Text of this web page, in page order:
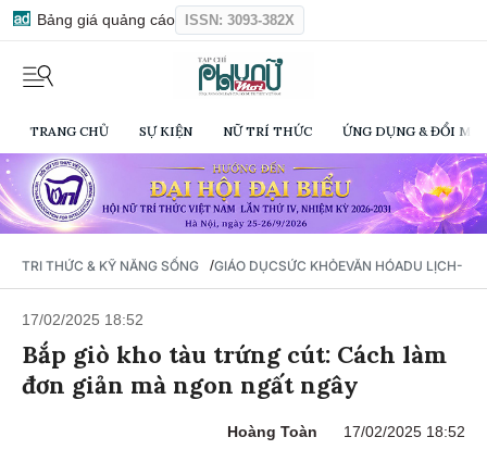
Bảng giá quảng cáo ISSN: 3093-382X
TRANG CHỦ SỰ KIỆN NỮ TRÍ THỨC ỨNG DỤNG & ĐỔI
TRI THỨC & KỸ NĂNG SỐNG /GIÁO DỤCSỨC KHỎEVĂN HÓADU LỊCH-
17/02/2025 18:52
Bắp giò kho tàu trứng cút: Cách làm
đơn giản mà ngon ngất ngây
Hoàng Toàn 17/02/2025 18:52